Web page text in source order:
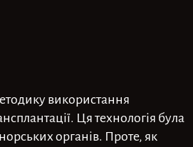
використання
Ця технологія була
органів. Проте, як